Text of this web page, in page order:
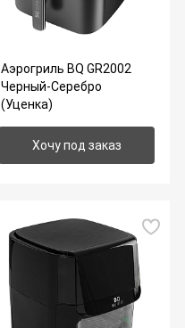
Аэрогриль BQ GR2002
Черный-Серебро
(Уценка)
Хочу под заказ